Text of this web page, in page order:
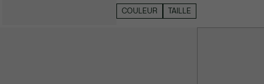
COULEUR TAILLE